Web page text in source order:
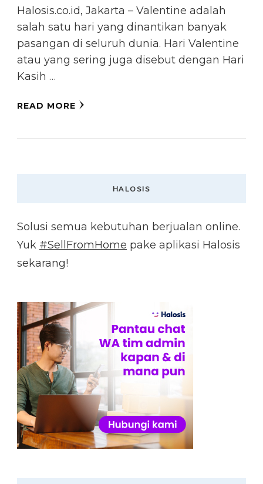
Halosis.co.id, Jakarta – Valentine adalah
salah satu hari yang dinantikan banyak
pasangan di seluruh dunia. Hari Valentine
atau yang sering juga disebut dengan Hari
Kasih …
READ MORE
HALOSIS
Solusi semua kebutuhan berjualan online.
Yuk #SellFromHome pake aplikasi Halosis
sekarang!